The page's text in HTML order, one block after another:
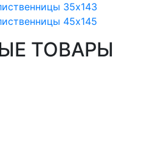
35х143
45х145
ТОВАРЫ